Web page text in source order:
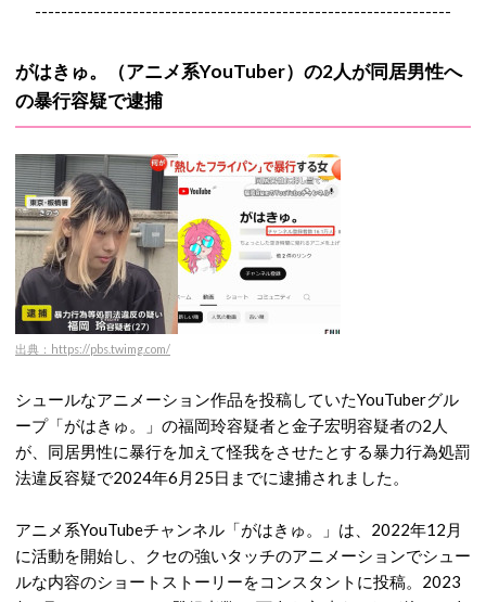
----------------------------------------------------------------
がはきゅ。（アニメ系YouTuber）の2人が同居男性へ
の暴行容疑で逮捕
出典：https://pbs.twimg.com/
シュールなアニメーション作品を投稿していたYouTuberグル
ープ「がはきゅ。」の福岡玲容疑者と金子宏明容疑者の2人
が、同居男性に暴行を加えて怪我をさせたとする暴力行為処罰
法違反容疑で2024年6月25日までに逮捕されました。
アニメ系YouTubeチャンネル「がはきゅ。」は、2022年12月
に活動を開始し、クセの強いタッチのアニメーションでシュー
ルな内容のショートストーリーをコンスタントに投稿。2023